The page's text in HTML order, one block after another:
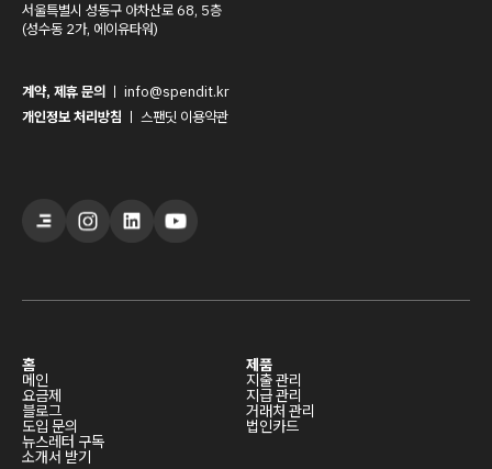
서울특별시 성동구 아차산로 68, 5층
(성수동 2가, 에이유타워)
계약, 제휴 문의 ㅣ info@spendit.kr
개인정보 처리방침 ㅣ 스팬딧 이용약관
홈
메인
요금제
블로그
도입 문의
뉴스레터 구독
소개서 받기
제품
지출 관리
지급 관리
거래처 관리
법인카드